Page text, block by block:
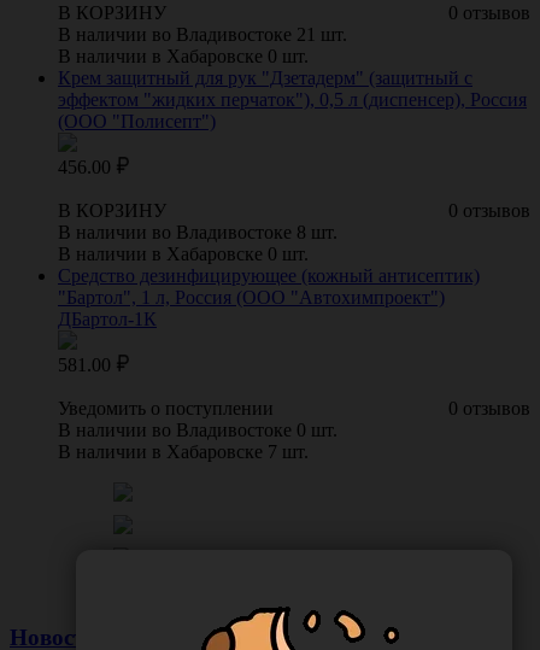
0 отзывов
В КОРЗИНУ
В наличии во Владивостоке 21 шт.
В наличии в Хабаровске 0 шт.
Крем защитный для рук "Дзетадерм" (защитный с
эффектом "жидких перчаток"), 0,5 л (диспенсер), Россия
(ООО "Полисепт")
456.00
0 отзывов
В КОРЗИНУ
В наличии во Владивостоке 8 шт.
В наличии в Хабаровске 0 шт.
Средство дезинфицирующее (кожный антисептик)
"Бартол", 1 л, Россия (ООО "Автохимпроект")
ДБартол-1К
581.00
0 отзывов
Уведомить о поступлении
В наличии во Владивостоке 0 шт.
В наличии в Хабаровске 7 шт.
Новости